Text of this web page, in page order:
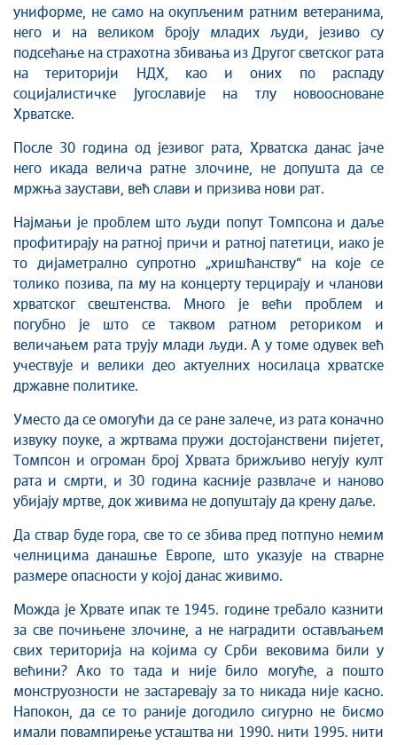
униформе, не само на окупљеним ратним ветеранима,
него и на великом броју младих људи, језиво су
подсећање на страхотна збивања из Другог светског рата
на територији НДХ, као и оних по распаду
социјалистичке Југославије на тлу новоосноване
Хрватске.
После 30 година од језивог рата, Хрватска данас јаче
него икада велича ратне злочине, не допушта да се
мржња заустави, већ слави и призива нови рат.
Најмањи је проблем што људи попут Томпсона и даље
профитирају на ратној причи и ратној патетици, иако је
то дијаметрално супротно „хришћанству“ на које се
толико позива, па му на концерту терцирају и чланови
хрватског свештенства. Много је већи проблем и
погубно је што се таквом ратном реториком и
величањем рата трују млади људи. А у томе одувек већ
учествује и велики део актуелних носилаца хрватске
државне политике.
Уместо да се омогући да се ране залече, из рата коначно
извуку поуке, а жртвама пружи достојанствени пијетет,
Томпсон и огроман број Хрвата брижљиво негују култ
рата и смрти, и 30 година касније развлаче и наново
убијају мртве, док живима не допуштају да крену даље.
Да ствар буде гора, све то се збива пред потпуно немим
челницима данашње Европе, што указује на стварне
размере опасности у којој данас живимо.
Можда је Хрвате ипак те 1945. године требало казнити
за све почињене злочине, а не наградити остављањем
свих територија на којима су Срби вековима били у
већини? Ако то тада и није било могуће, а пошто
монструозности не застаревају за то никада није касно.
Напокон, да се то раније догодило сигурно не бисмо
имали повампирење усташтва ни 1990. нити 1995. нити